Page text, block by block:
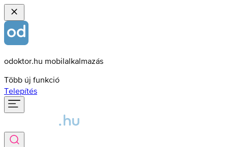
odoktor.hu mobilalkalmazás
Több új funkció
Telepítés